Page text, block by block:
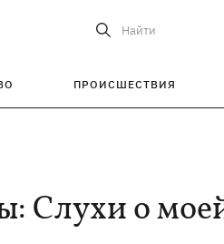
Найти
ПРОИСШЕСТВИЯ
Слухи о